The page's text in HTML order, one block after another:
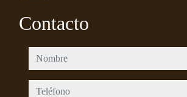
Contacto
nombre
teléfono